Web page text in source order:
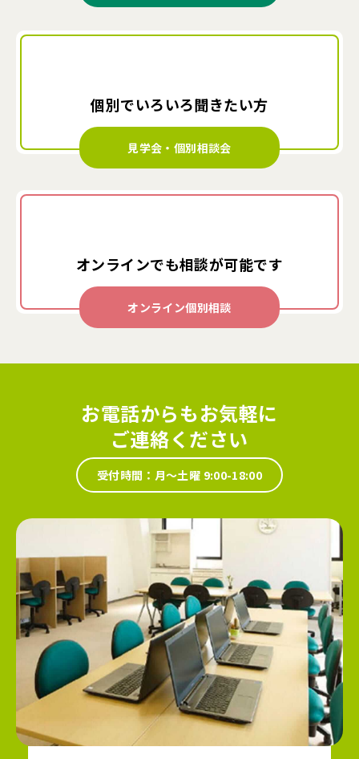
個別でいろいろ聞きたい方
見学会・個別相談会
オンラインでも相談が可能です
オンライン個別相談
お電話からもお気軽に
ご連絡ください
受付時間：月～土曜 9:00-18:00